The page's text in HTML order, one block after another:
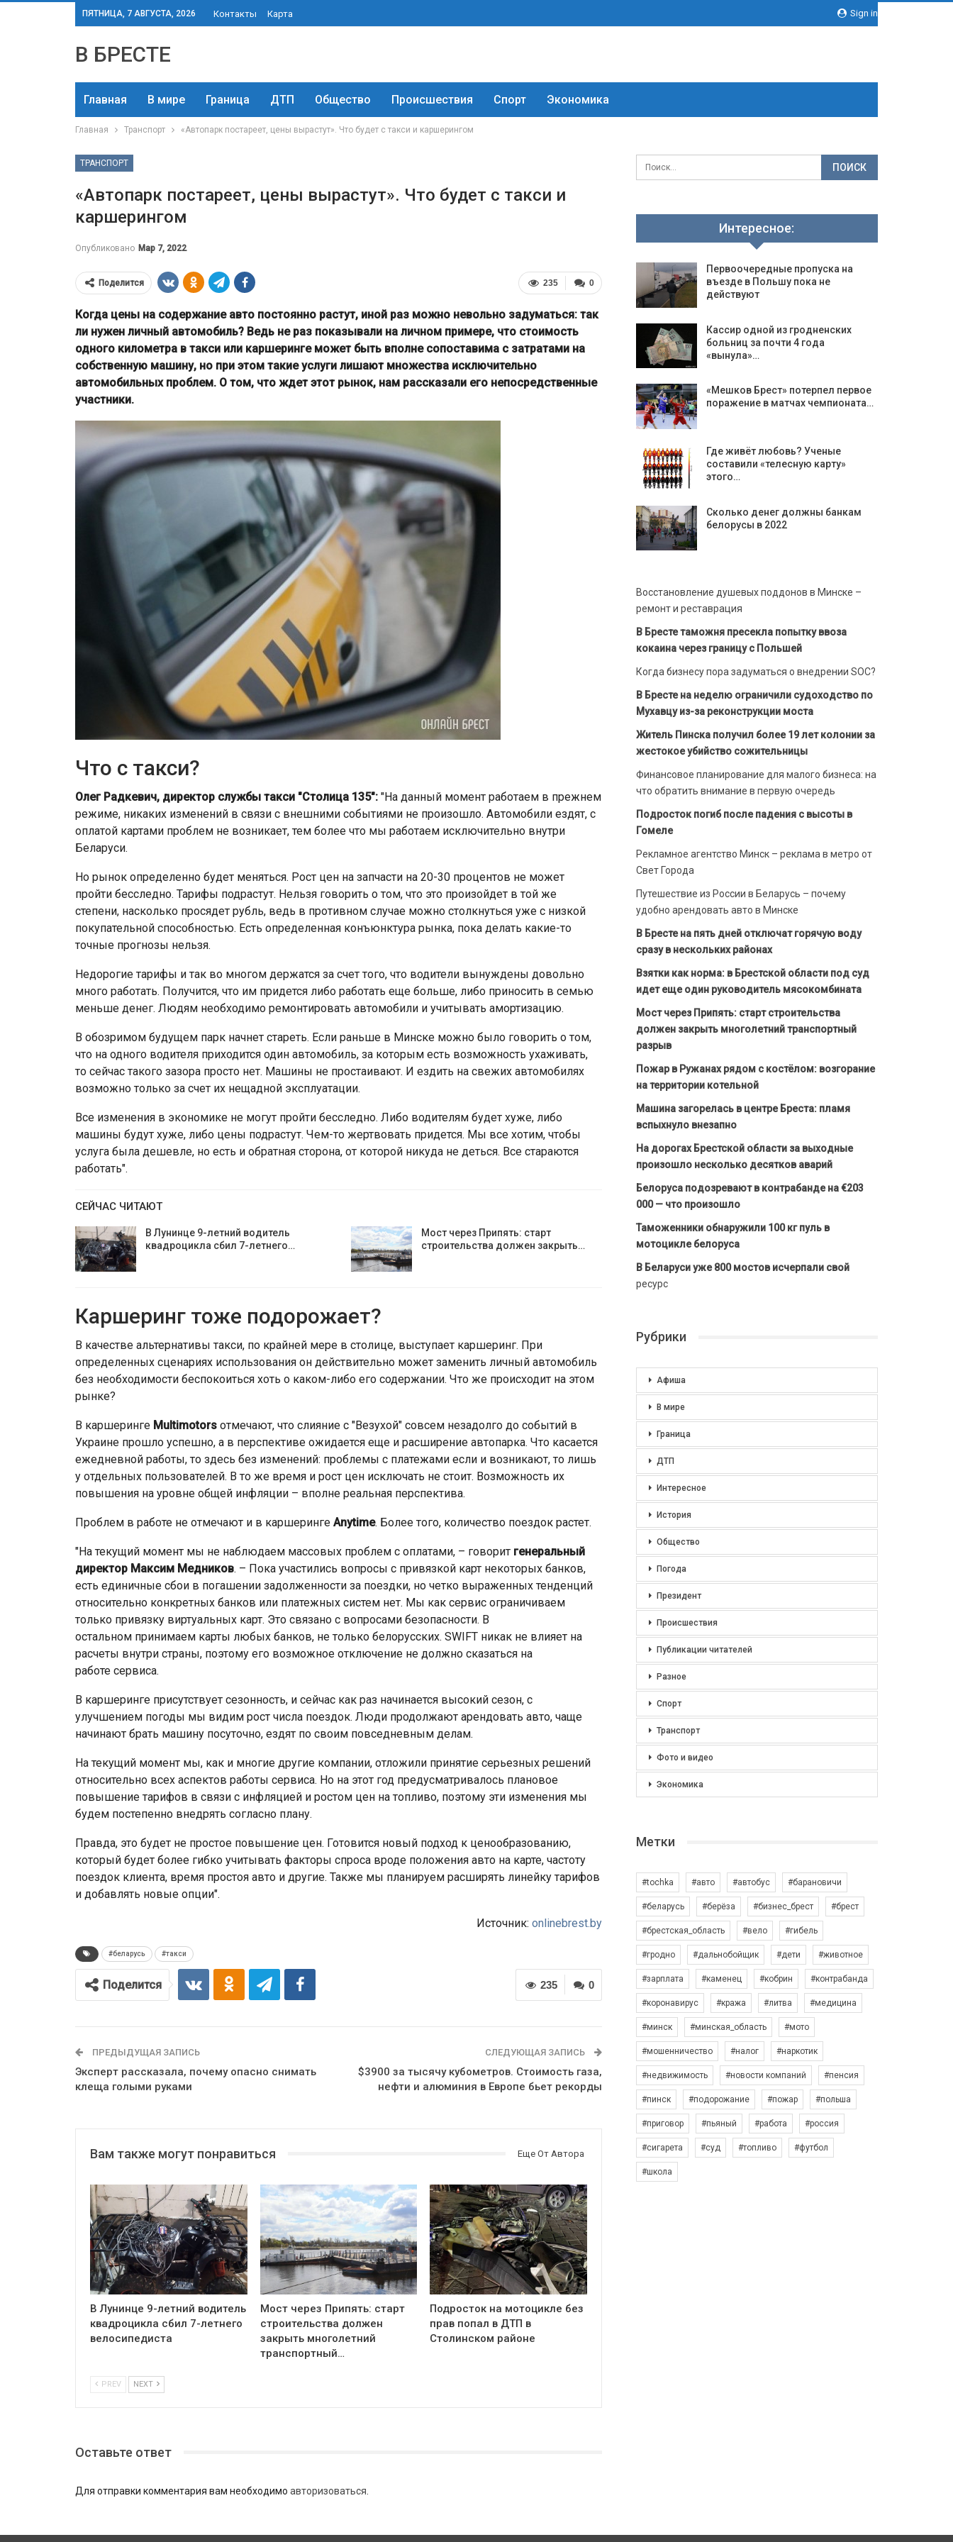
Sign in
ПЯТНИЦА, 7 АВГУСТА, 2026 Контакты Карта
В БРЕСТЕ
Главная В мире Граница ДТП Общество Происшествия Спорт Экономика
Главная Транспорт «Автопарк постареет, цены вырастут». Что будет с такси и каршерингом
ТРАНСПОРТ
«Автопарк постареет, цены вырастут». Что будет с такси и
каршерингом
Опубликовано Мар 7, 2022
0
235
Поделится
Когда цены на содержание авто постоянно растут, иной раз можно невольно задуматься: так
ли нужен личный автомобиль? Ведь не раз показывали на личном примере, что стоимость
одного километра в такси или каршеринге может быть вполне сопоставима с затратами на
собственную машину, но при этом такие услуги лишают множества исключительно
автомобильных проблем. О том, что ждет этот рынок, нам рассказали его непосредственные
участники.
Что с такси?
Олег Радкевич, директор службы такси "Столица 135": "На данный момент работаем в прежнем
режиме, никаких изменений в связи с внешними событиями не произошло. Автомобили ездят, с
оплатой картами проблем не возникает, тем более что мы работаем исключительно внутри
Беларуси.
Но рынок определенно будет меняться. Рост цен на запчасти на 20-30 процентов не может
пройти бесследно. Тарифы подрастут. Нельзя говорить о том, что это произойдет в той же
степени, насколько просядет рубль, ведь в противном случае можно столкнуться уже с низкой
покупательной способностью. Есть определенная конъюнктура рынка, пока делать какие-то
точные прогнозы нельзя.
Недорогие тарифы и так во многом держатся за счет того, что водители вынуждены довольно
много работать. Получится, что им придется либо работать еще больше, либо приносить в семью
меньше денег. Людям необходимо ремонтировать автомобили и учитывать амортизацию.
В обозримом будущем парк начнет стареть. Если раньше в Минске можно было говорить о том,
что на одного водителя приходится один автомобиль, за которым есть возможность ухаживать,
то сейчас такого зазора просто нет. Машины не простаивают. И ездить на свежих автомобилях
возможно только за счет их нещадной эксплуатации.
Все изменения в экономике не могут пройти бесследно. Либо водителям будет хуже, либо
машины будут хуже, либо цены подрастут. Чем-то жертвовать придется. Мы все хотим, чтобы
услуга была дешевле, но есть и обратная сторона, от которой никуда не деться. Все стараются
работать".
СЕЙЧАС ЧИТАЮТ
В Лунинце 9-летний водитель
квадроцикла сбил 7-летнего…
Мост через Припять: старт
строительства должен закрыть…
Каршеринг тоже подорожает?
В качестве альтернативы такси, по крайней мере в столице, выступает каршеринг. При
определенных сценариях использования он действительно может заменить личный автомобиль
без необходимости беспокоиться хоть о каком-либо его содержании. Что же происходит на этом
рынке?
В каршеринге Multimotors отмечают, что слияние с "Везухой" совсем незадолго до событий в
Украине прошло успешно, а в перспективе ожидается еще и расширение автопарка. Что касается
ежедневной работы, то здесь без изменений: проблемы с платежами если и возникают, то лишь
у отдельных пользователей. В то же время и рост цен исключать не стоит. Возможность их
повышения на уровне общей инфляции – вполне реальная перспектива.
Проблем в работе не отмечают и в каршеринге Anytime. Более того, количество поездок растет.
"На текущий момент мы не наблюдаем массовых проблем с оплатами, – говорит генеральный
директор Максим Медников. – Пока участились вопросы с привязкой карт некоторых банков,
есть единичные сбои в погашении задолженности за поездки, но четко выраженных тенденций
относительно конкретных банков или платежных систем нет. Мы как сервис ограничиваем
только привязку виртуальных карт. Это связано с вопросами безопасности. В
остальном принимаем карты любых банков, не только белорусских. SWIFT никак не влияет на
расчеты внутри страны, поэтому его возможное отключение не должно сказаться на
работе сервиса.
В каршеринге присутствует сезонность, и сейчас как раз начинается высокий сезон, с
улучшением погоды мы видим рост числа поездок. Люди продолжают арендовать авто, чаще
начинают брать машину посуточно, ездят по своим повседневным делам.
На текущий момент мы, как и многие другие компании, отложили принятие серьезных решений
относительно всех аспектов работы сервиса. Но на этот год предусматривалось плановое
повышение тарифов в связи с инфляцией и ростом цен на топливо, поэтому эти изменения мы
будем постепенно внедрять согласно плану.
Правда, это будет не простое повышение цен. Готовится новый подход к ценообразованию,
который будет более гибко учитывать факторы спроса вроде положения авто на карте, частоту
поездок клиента, время простоя авто и другие. Также мы планируем расширять линейку тарифов
и добавлять новые опции".
Источник: onlinebrest.by
#беларусь #такси
0
235
Поделится
ПРЕДЫДУЩАЯ ЗАПИСЬ
Эксперт рассказала, почему опасно снимать
клеща голыми руками
СЛЕДУЮЩАЯ ЗАПИСЬ
$3900 за тысячу кубометров. Стоимость газа,
нефти и алюминия в Европе бьет рекорды
Вам также могут понравиться Еще От Автора
В Лунинце 9-летний водитель
квадроцикла сбил 7-летнего
велосипедиста
Мост через Припять: старт
строительства должен
закрыть многолетний
транспортный…
Подросток на мотоцикле без
прав попал в ДТП в
Столинском районе
PREV NEXT
Оставьте ответ
Для отправки комментария вам необходимо авторизоваться
Интересное:
Первоочередные пропуска на
въезде в Польшу пока не
действуют
Кассир одной из гродненских
больниц за почти 4 года
«вынула»…
«Мешков Брест» потерпел первое
поражение в матчах чемпионата…
Где живёт любовь? Ученые
составили «телесную карту»
этого…
Сколько денег должны банкам
белорусы в 2022
Восстановление душевых поддонов в Минске –
ремонт и реставрация
В Бресте таможня пресекла попытку ввоза
кокаина через границу с Польшей
Когда бизнесу пора задуматься о внедрении SOC?
В Бресте на неделю ограничили судоходство по
Мухавцу из-за реконструкции моста
Житель Пинска получил более 19 лет колонии за
жестокое убийство сожительницы
Финансовое планирование для малого бизнеса: на
что обратить внимание в первую очередь
Подросток погиб после падения с высоты в
Гомеле
Рекламное агентство Минск – реклама в метро от
Свет Города
Путешествие из России в Беларусь – почему
удобно арендовать авто в Минске
В Бресте на пять дней отключат горячую воду
сразу в нескольких районах
Взятки как норма: в Брестской области под суд
идет еще один руководитель мясокомбината
Мост через Припять: старт строительства
должен закрыть многолетний транспортный
разрыв
Пожар в Ружанах рядом с костёлом: возгорание
на территории котельной
Машина загорелась в центре Бреста: пламя
вспыхнуло внезапно
На дорогах Брестской области за выходные
произошло несколько десятков аварий
Белоруса подозревают в контрабанде на €203
000 — что произошло
Таможенники обнаружили 100 кг пуль в
мотоцикле белоруса
В Беларуси уже 800 мостов исчерпали свой
ресурс
Рубрики
Афиша
В мире
Граница
ДТП
Интересное
История
Общество
Погода
Президент
Происшествия
Публикации читателей
Разное
Спорт
Транспорт
Фото и видео
Экономика
Метки
#tochka #авто #автобус #барановичи
#беларусь #берёза #бизнес_брест #брест
#брестская_область #вело #гибель
#гродно #дальнобойщик #дети #животное
#зарплата #каменец #кобрин #контрабанда
#коронавирус #кража #литва #медицина
#минск #минская_область #мото
#мошенничество #налог #наркотик
#недвижимость #новости компаний #пенсия
#пинск #подорожание #пожар #польша
#приговор #пьяный #работа #россия
#сигарета #суд #топливо #футбол
#школа